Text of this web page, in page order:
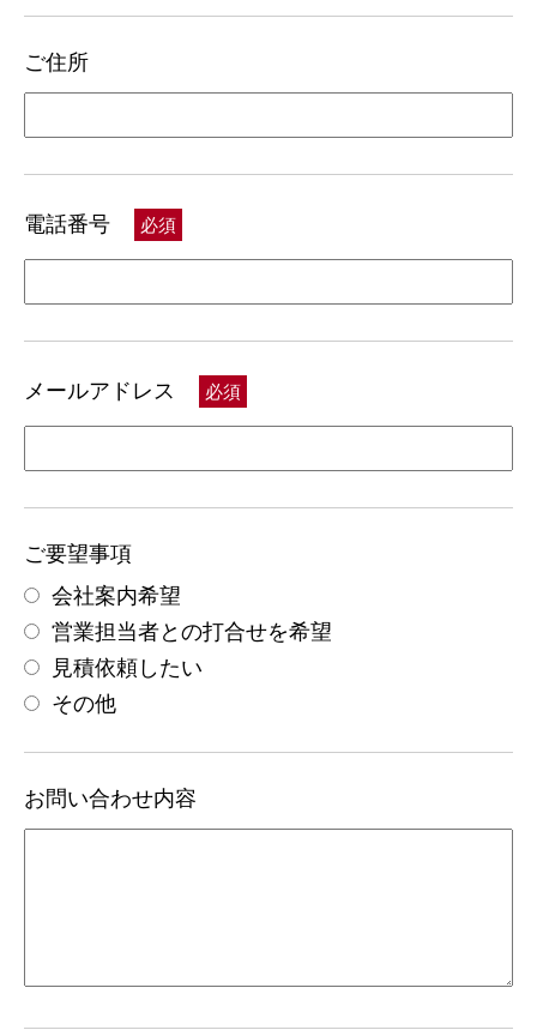
ご住所
電話番号 必須
メールアドレス 必須
ご要望事項
会社案内希望
営業担当者との打合せを希望
見積依頼したい
その他
お問い合わせ内容